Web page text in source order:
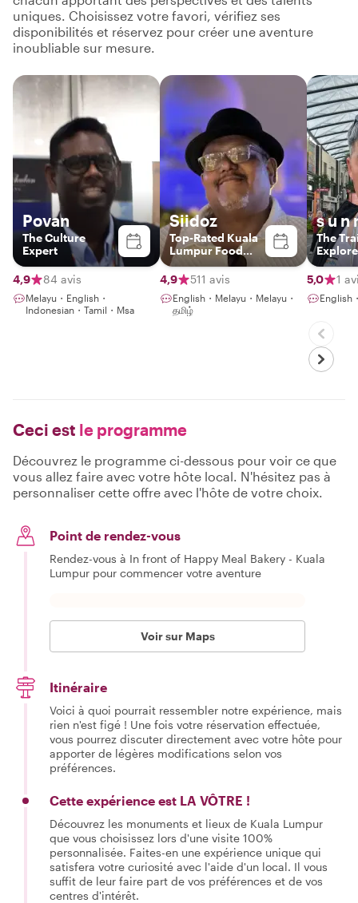
uniques. Choisissez votre favori, vérifiez ses
disponibilités et réservez pour créer une aventure
inoubliable sur mesure.
Povan
The Culture
Expert
4,9 84 avis
Melayu・English・
Indonesian・Tamil・Msa
Siidoz
Top-Rated Kuala
Lumpur Food
Experience Host
4,9
511 avis
English・Melayu・Melayu・
தமிழ்
s u n
The
5,0 1
English
Ceci est le programme
Découvrez le programme ci-dessous pour voir ce que
vous allez faire avec votre hôte local. N'hésitez pas à
personnaliser cette offre avec l'hôte de votre choix.
Point de rendez-vous
Rendez-vous à In front of Happy Meal Bakery - Kuala
Lumpur pour commencer votre aventure
Voir sur Maps
Itinéraire
Voici à quoi pourrait ressembler notre expérience, mais
rien n'est figé ! Une fois votre réservation effectuée,
vous pourrez discuter directement avec votre hôte pour
apporter de légères modifications selon vos
préférences.
Cette expérience est LA VÔTRE !
Découvrez les monuments et lieux de Kuala Lumpur
que vous choisissez lors d'une visite 100%
personnalisée. Faites-en une expérience unique qui
satisfera votre curiosité avec l'aide d'un local. Il vous
suffit de leur faire part de vos préférences et de vos
centres d'intérêt.